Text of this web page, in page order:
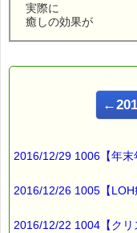
実際に
癒しの効果が
■ｅパスタイム通
【桜の癒し効果】
2016/12/29 1006【年
2016/12/26 1005【LOH
2016/12/22 1004【クリ